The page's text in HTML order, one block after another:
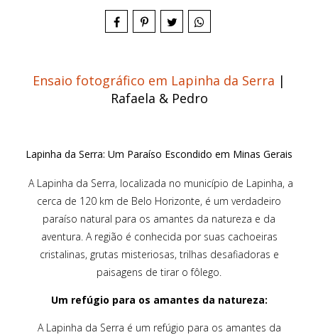
Ensaio fotográfico em Lapinha da Serra |
Rafaela & Pedro
Lapinha da Serra: Um Paraíso Escondido em Minas Gerais
A Lapinha da Serra, localizada no município de Lapinha, a
cerca de 120 km de Belo Horizonte, é um verdadeiro
paraíso natural para os amantes da natureza e da
aventura. A região é conhecida por suas cachoeiras
cristalinas, grutas misteriosas, trilhas desafiadoras e
paisagens de tirar o fôlego.
Um refúgio para os amantes da natureza:
A Lapinha da Serra é um refúgio para os amantes da